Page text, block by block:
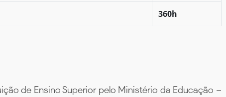
360h
de Ensino Superior pelo Ministério da Educação –